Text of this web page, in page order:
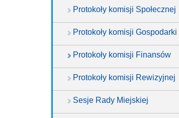
Protokoły komisji Społecznej
Protokoły komisji Gospodarki
Protokoły komisji Finansów
Protokoły komisji Rewizyjnej
Sesje Rady Miejskiej